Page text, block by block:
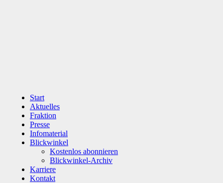
Start
Aktuelles
Fraktion
Presse
Infomaterial
Blickwinkel
Kostenlos abonnieren
Blickwinkel-Archiv
Karriere
Kontakt